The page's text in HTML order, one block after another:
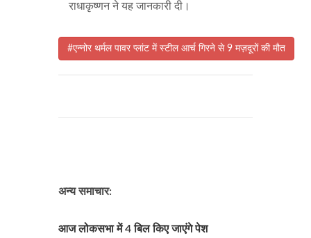
राधाकृष्णन ने यह जानकारी दी।
#एन्नोर थर्मल पावर प्लांट में स्टील आर्च गिरने से 9 मज़दूरों की मौत
अन्य समाचार:
आज लोकसभा में 4 बिल किए जाएंगे पेश